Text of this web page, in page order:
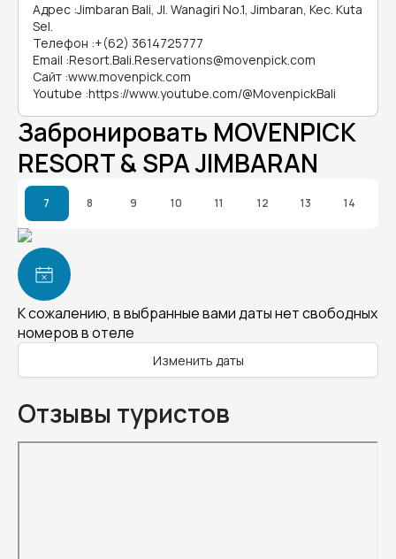
Адрес :Jimbaran Bali, Jl. Wanagiri No.1, Jimbaran, Kec. Kuta
Sel.
Телефон :+(62) 3614725777
Email :Resort.Bali.Reservations@movenpick.com
Сайт :www.movenpick.com
Youtube :https://www.youtube.com/@MovenpickBali
Забронировать MOVENPICK
RESORT & SPA JIMBARAN
7 8 9 10 11 12 13 14
К сожалению, в выбранные вами даты нет свободных
номеров в отеле
Изменить даты
Отзывы туристов